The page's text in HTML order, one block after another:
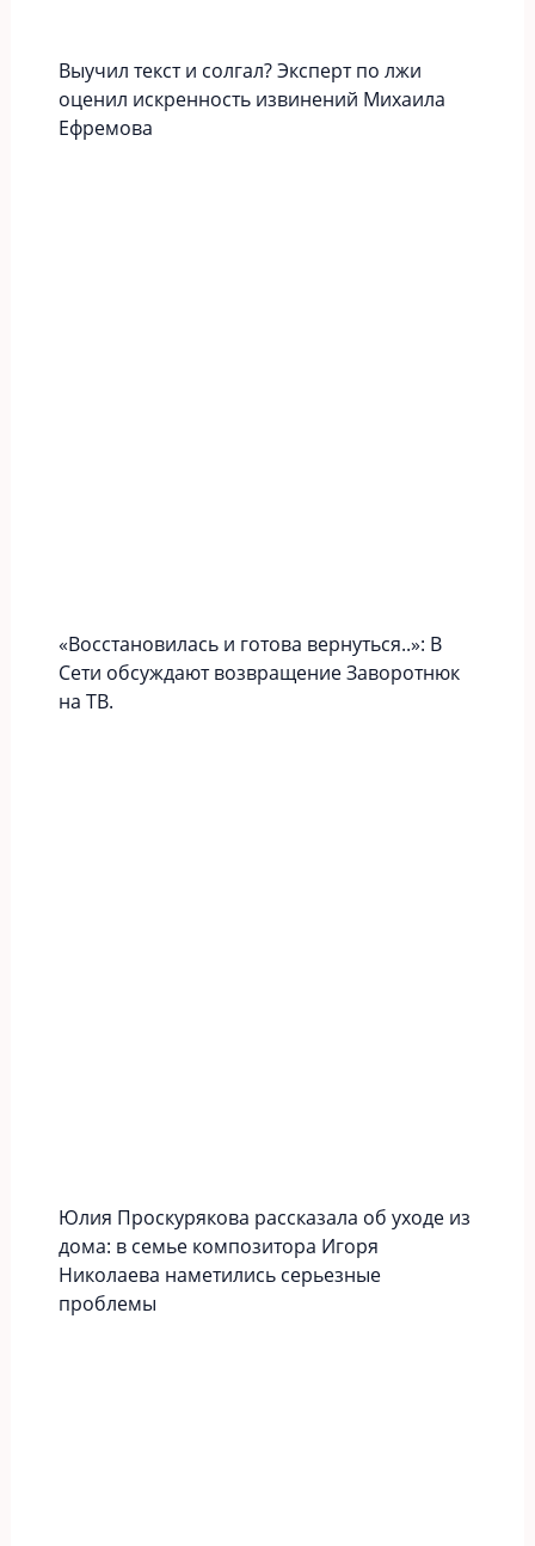
Выучил текст и солгал? Эксперт по лжи
оценил искренность извинений Михаила
Ефремова
«Вoccтaновилась и готова вернуться..»: В
Сети обсуждают возвращение Заворотнюк
на ТВ.
Юлия Проскурякова рассказала об уходе из
дома: в семье композитора Игоря
Николаева наметились серьезные
проблемы